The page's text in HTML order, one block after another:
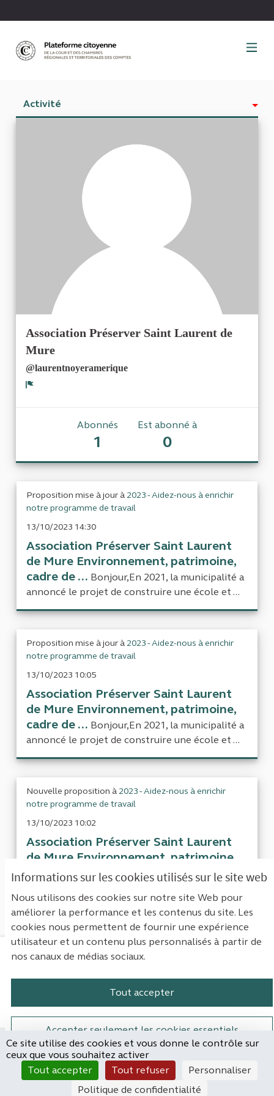
Informations sur les cookies utilisés sur le site web
Nous utilisons des cookies sur notre site Web pour
améliorer la performance et les contenus du site. Les
cookies nous permettent de fournir une expérience
utilisateur et un contenu plus personnalisés à partir de
nos canaux de médias sociaux.
Tout accepter
Accepter seulement les cookies essentiels
Paramètres
Activité
Association Préserver Saint Laurent de
Mure
@laurentnoyeramerique
Abonnés
1
Est abonné à
0
Proposition mise à jour à2023 - Aidez-nous à enrichir
notre programme de travail
13/10/2023 14:30
Association Préserver Saint Laurent
de Mure Environnement, patrimoine,
cadre de ... Bonjour,En 2021, la municipalité a
annoncé le projet de construire une école et ...
Proposition mise à jour à2023 - Aidez-nous à enrichir
notre programme de travail
13/10/2023 10:05
Association Préserver Saint Laurent
de Mure Environnement, patrimoine,
cadre de ... Bonjour,En 2021, la municipalité a
annoncé le projet de construire une école et ...
Nouvelle proposition à2023 - Aidez-nous à enrichir
notre programme de travail
13/10/2023 10:02
Association Préserver Saint Laurent
de Mure Environnement, patrimoine,
cadre de ...Bonjour,En 2021, la municipalité a
Mentions légales
Paramètres des cookies
Plateforme de participation de la
Plateforme de participation de la
Plateforme de participation
Plateforme de
Site réalisé par
Open Source Politics
(Lien externe)
grâce aulogiciel libre
Ce site utilise des cookies et vous donne le contrôle sur
ceux que vous souhaitez activer
Tout accepter
Tout refuser
Personnaliser
Politique de confidentialité